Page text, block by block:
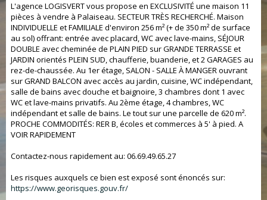
L'agence LOGISVERT vous propose en EXCLUSIVITÉ une maison 11
pièces à vendre à Palaiseau. SECTEUR TRÈS RECHERCHÉ. Maison
INDIVIDUELLE et FAMILIALE d'environ 256 m² (+ de 350 m² de surface
au sol) offrant: entrée avec placard, WC avec lave-mains, SÉJOUR
DOUBLE avec cheminée de PLAIN PIED sur GRANDE TERRASSE et
JARDIN orientés PLEIN SUD, chaufferie, buanderie, et 2 GARAGES au
rez-de-chaussée. Au 1er étage, SALON - SALLE À MANGER ouvrant
sur GRAND BALCON avec accès au jardin, cuisine, WC indépendant,
salle de bains avec douche et baignoire, 3 chambres dont 1 avec
WC et lave-mains privatifs. Au 2ème étage, 4 chambres, WC
indépendant et salle de bains. Le tout sur une parcelle de 620 m².
PROCHE COMMODITÉS: RER B, écoles et commerces à 5' à pied. A
VOIR RAPIDEMENT
Contactez-nous rapidement au: 06.69.49.65.27
Les risques auxquels ce bien est exposé sont énoncés sur:
https://www.georisques.gouv.fr/